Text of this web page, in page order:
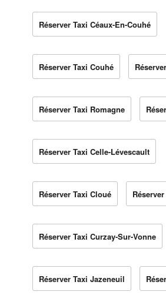
Réserver Taxi Céaux-En-Couhé
Réserver Taxi Couhé
Réserver Taxi Romagne
Réserver Taxi Celle-Lévescault
Réserver Taxi Cloué
Réserver Taxi Curzay-Sur-Vonne
Réserver Taxi Jazeneuil